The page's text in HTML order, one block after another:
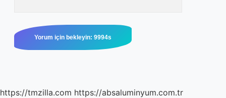
https://tmzilla.com https://absaluminyum.com.tr